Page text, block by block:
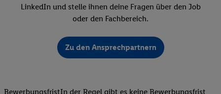
LinkedIn und stelle ihnen deine Fragen über den Job
oder den Fachbereich.
Zu den Ansprechpartnern
BewerbungsfristIn der Regel gibt es keine Bewerbungsfrist